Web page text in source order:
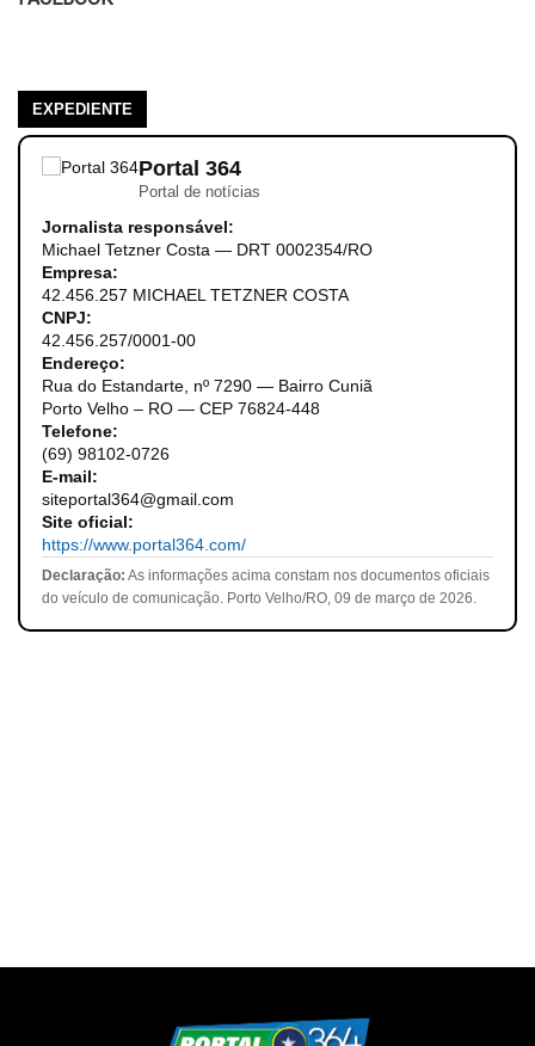
EXPEDIENTE
Portal 364
Portal de notícias
Jornalista responsável:
Michael Tetzner Costa — DRT 0002354/RO
Empresa:
42.456.257 MICHAEL TETZNER COSTA
CNPJ:
42.456.257/0001-00
Endereço:
Rua do Estandarte, nº 7290 — Bairro Cuniã
Porto Velho – RO — CEP 76824-448
Telefone:
(69) 98102-0726
E-mail:
siteportal364@gmail.com
Site oficial:
https://www.portal364.com/
Declaração: As informações acima constam nos documentos oficiais
do veículo de comunicação. Porto Velho/RO, 09 de março de 2026.